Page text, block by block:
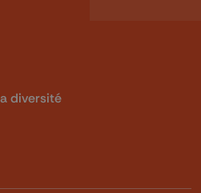
diversité